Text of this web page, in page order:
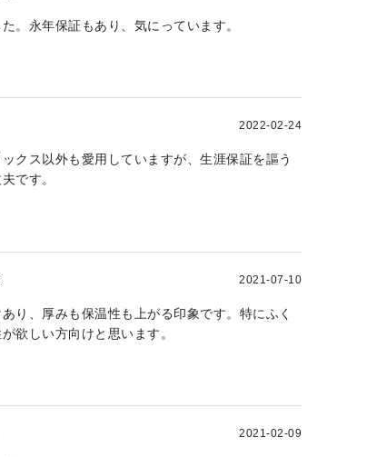
。永年保証もあり、気にっています。
2022-02-24
クス以外も愛用していますが、生涯保証を謳う
です。
2021-07-10
り、厚みも保温性も上がる印象です。特にふく
欲しい方向けと思います。
2021-02-09